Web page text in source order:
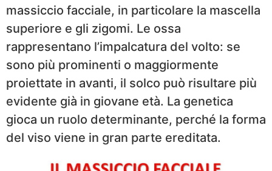
massiccio facciale, in particolare la mascella
superiore e gli zigomi. Le ossa
rappresentano l’impalcatura del volto: se
sono più prominenti o maggiormente
proiettate in avanti, il solco può risultare più
evidente già in giovane età. La genetica
gioca un ruolo determinante, perché la forma
del viso viene in gran parte ereditata.